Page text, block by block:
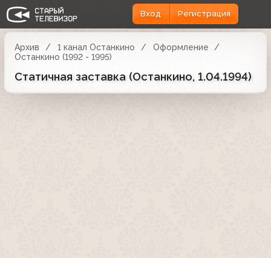
Вход Регистрация
Архив 1 канал Останкино
Оформление
Останкино (1992 - 1995)
Статичная заставка (Останкино, 1.04.1994)